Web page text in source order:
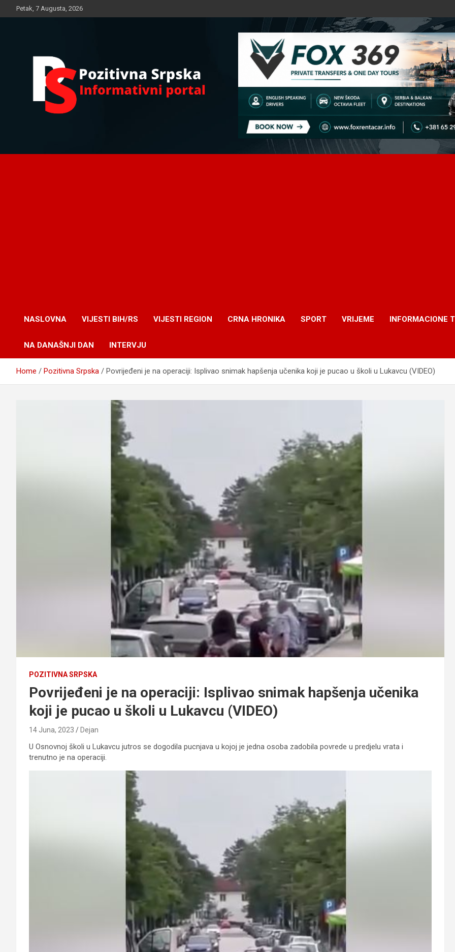
to
Petak, 7 Augusta, 2026
NASLOVNA VIJESTI BIH/RS VIJESTI REGION CRNA HRONIKA SPORT VRIJEME INFORMACIONE
NA DANAŠNJI DAN INTERVJU
Home Pozitivna Srpska Povrijeđeni je na operaciji: Isplivao snimak hapšenja učenika koji je pucao u školi u Lukavcu (VIDEO)
POZITIVNA SRPSKA
Povrijeđeni je na operaciji: Isplivao snimak hapšenja učenika
koji je pucao u školi u Lukavcu (VIDEO)
14 Juna, 2023 Dejan
U Osnovnoj školi u Lukavcu jutros se dogodila pucnjava u kojoj je jedna osoba zadobila povrede u predjelu vrata i
trenutno je na operaciji.